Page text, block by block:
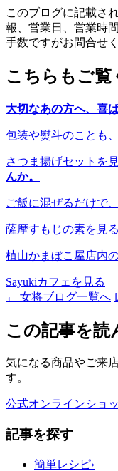
このブログに記載さ
報、営業日、営業時
手数ですがお問合せ
こちらもご覧
大切なあの方へ、喜
包装や熨斗のことも
さつま揚げセットを
んか。
ご飯に混ぜるだけで
薩摩すもじの素を見る
植山かまぼこ屋店内
Sayukiカフェを見る
← 女将ブログ一覧へ
この記事を読
気になる商品やご来
す。
公式オンラインショ
記事を探す
簡単レシピ›